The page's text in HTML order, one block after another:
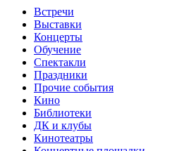
Встречи
Выставки
Концерты
Обучение
Спектакли
Праздники
Прочие события
Кино
Библиотеки
ДК и клубы
Кинотеатры